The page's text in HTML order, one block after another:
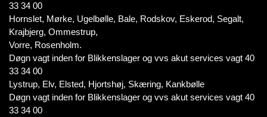
33 34 00
Hornslet, Mørke, Ugelbølle, Bale, Rodskov, Eskerod, Segalt,
Krajbjerg, Ommestrup,
Vorre, Rosenholm.
Døgn vagt inden for Blikkenslager og vvs akut services vagt 40
33 34 00
Lystrup, Elv, Elsted, Hjortshøj, Skæring, Kankbølle
Døgn vagt inden for Blikkenslager og vvs akut services vagt 40
33 34 00